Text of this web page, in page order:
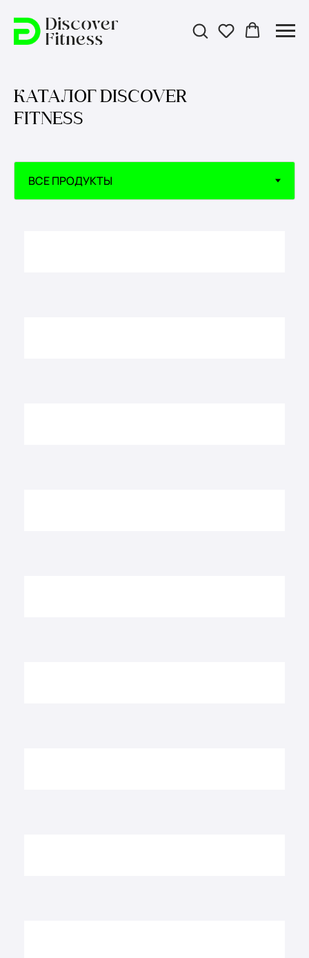
КАТАЛОГ DISCOVER
FITNESS